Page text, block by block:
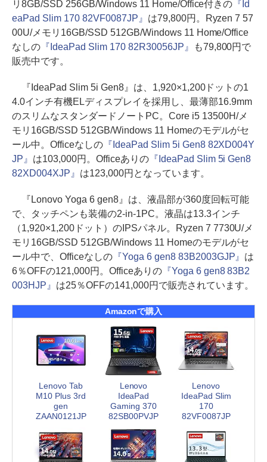
リ8GB/SSD 256GB/Windows 11 Home/Office付きの 『Id
eaPad Slim 170 82VF0087JP』 は79,800円。Ryzen 7 57
00U/メモリ16GB/SSD 512GB/Windows 11 Home/Office
なしの『IdeaPad Slim 170 82R30056JP』
も79,800円で
販売中です。
『IdeaPad Slim 5i Gen8』は、1,920×1,200ドットの1
4.0インチ有機ELディスプレイを採用し、最薄部16.9mm
のスリムなスタンダードノートPC。Core i5 13500H/メ
モリ16GB/SSD 512GB/Windows 11 Homeのモデルがセ
ール中。Officeなしの『IdeaPad Slim 5i Gen8 82XD004Y
JP』 は103,000円。Officeありの『IdeaPad Slim 5i Gen8
82XD004XJP』 は123,000円となっています。
『Lonovo Yoga 6 gen8』は、液晶部が360度回転可能
で、タッチペンも装備の2-in-1PC。液晶は13.3インチ
（1,920×1,200ドット）のIPSパネル。Ryzen 7 7730U/メ
モリ16GB/SSD 512GB/Windows 11 Homeのモデルがセ
ール中で、Officeなしの『Yoga 6 gen8 83B2003GJP』 は
6％OFFの121,000円。Officeありの『Yoga 6 gen8 83B2
003HJP』 は25％OFFの141,000円で販売されています。
Amazonで購入
Lenovo Tab
M10 Plus 3rd
gen
ZAAN0121JP
Lenovo
IdeaPad
Gaming 370
82SB00PVJP
Lenovo
IdeaPad Slim
170
82VF0087JP